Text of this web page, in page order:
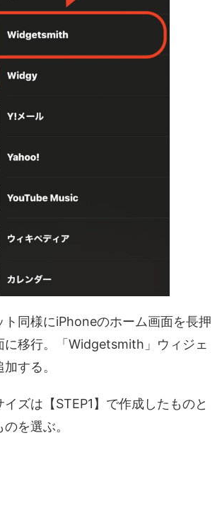
ト同様にiPhoneのホーム画面を長押
に移行。「Widgetsmith」ウィジェ
する。
ズは【STEP1】で作成したものと
を選ぶ。